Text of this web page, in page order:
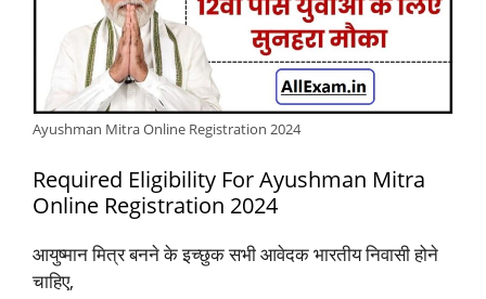
Ayushman Mitra Online Registration 2024
Required Eligibility For Ayushman Mitra
Online Registration 2024
आयुष्मान मित्र बनने के इच्छुक सभी आवेदक भारतीय निवासी होने
चाहिए,